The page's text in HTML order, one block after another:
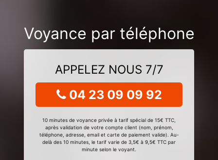
Voyance par téléphone
APPELEZ NOUS 7/7
04 23 09 09 92
10 minutes de voyance privée à tarif spécial de 15€ TTC,
après validation de votre compte client (nom, prénom,
téléphone, adresse, email et carte de paiement valide). Au-
delà des 10 minutes, le tarif varie de 3,5€ à 9,5€ TTC par
minute selon le voyant.